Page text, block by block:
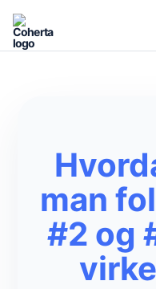
man
#2 og